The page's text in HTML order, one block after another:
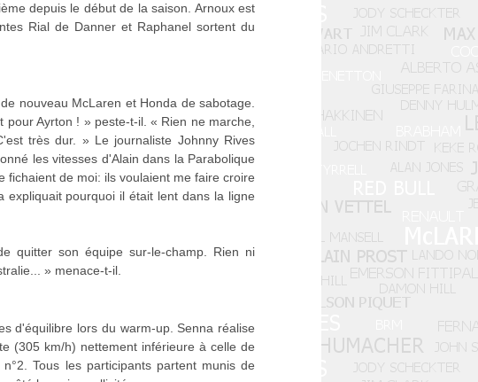
depuis le début de la saison. Arnoux est
Rial de Danner et Raphanel sortent du
nouveau McLaren et Honda de sabotage.
Ayrton ! » peste-t-il. « Rien ne marche,
très dur. » Le journaliste Johnny Rives
les vitesses d'Alain dans la Parabolique
de moi: ils voulaient me faire croire
pourquoi il était lent dans la ligne
quitter son équipe sur-le-champ. Rien ni
» menace-t-il.
d'équilibre lors du warm-up. Senna réalise
(305 km/h) nettement inférieure à celle de
Tous les participants partent munis de